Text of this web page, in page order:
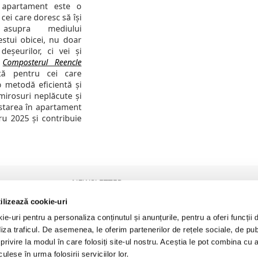
cookie-uri
uri pentru a personaliza conținutul și anunțurile, pentru a oferi funcții
traficul. De asemenea, le oferim partenerilor de rețele sociale, de
la modul în care folosiți site-ul nostru. Aceștia le pot combina cu
în urma folosirii serviciilor lor.
este o
care doresc să își
mediului
obicei, nu doar
ci vei și
Composterul Reencle
pentru cei care
metodă eficientă și
neplăcute și
în apartament
2025 și contribuie
NEWSLETTER
Prin furnizarea adresei de email vă exprimați acordul pentru a
primi comunicări comerciale. Detalii aici: Politica de Prelucrare a
Datelor cu Caracter Personal (GDPR)